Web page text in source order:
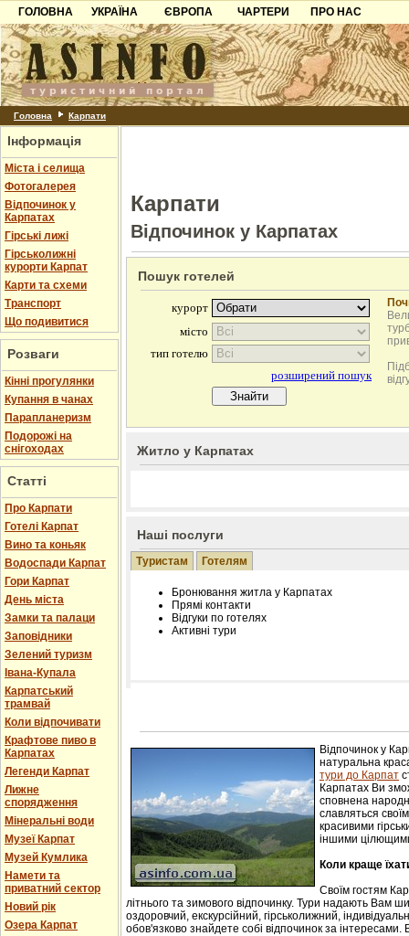
ГОЛОВНА
УКРАЇНА
Карпати
Азов
Причорноморря
Шацьк
ЄВРОПА
Чорногорія
Хорватія
Болгарія
ЧАРТЕРИ
ПРО НАС
Контакти
Партнерам
Додати готель
Головна Карпати
Інформація
Міста і селища
Фотогалерея
Відпочинок у
Карпатах
Гірські лижі
Гірськолижні
курорти Карпат
Карти та схеми
Транспорт
Що подивитися
Розваги
Кінні прогулянки
Купання в чанах
Парапланеризм
Подорожі на
снігоходах
Статті
Про Карпати
Готелі Карпат
Вино та коньяк
Водоспади Карпат
Гори Карпат
День міста
Замки та палаци
Заповідники
Зелений туризм
Івана-Купала
Карпатський
трамвай
Коли відпочивати
Крафтове пиво в
Карпатах
Легенди Карпат
Лижне
спорядження
Мінеральні води
Музеї Карпат
Музей Кумлика
Намети та
приватний сектор
Новий рік
Озера Карпат
Карпати
Відпочинок у Карпатах
Пошук готелей
Житло у Карпатах
Наші послуги
Туристам Готелям
Бронювання житла у Карпатах
Прямі контакти
Відгуки по готелях
Активні тури
Лічільник відвідувачів
Відпочинок у
натуральна
тури до Карпат
Карпатах Ви
сповнена
славляться
красивими
іншими
Коли краще
Своїм гостям
літнього та зимового відпочинку. Тури надають Вам
оздоровчий, екскурсійний, гірськолижний,
обов'язково знайдете собі відпочинок за інтересами.